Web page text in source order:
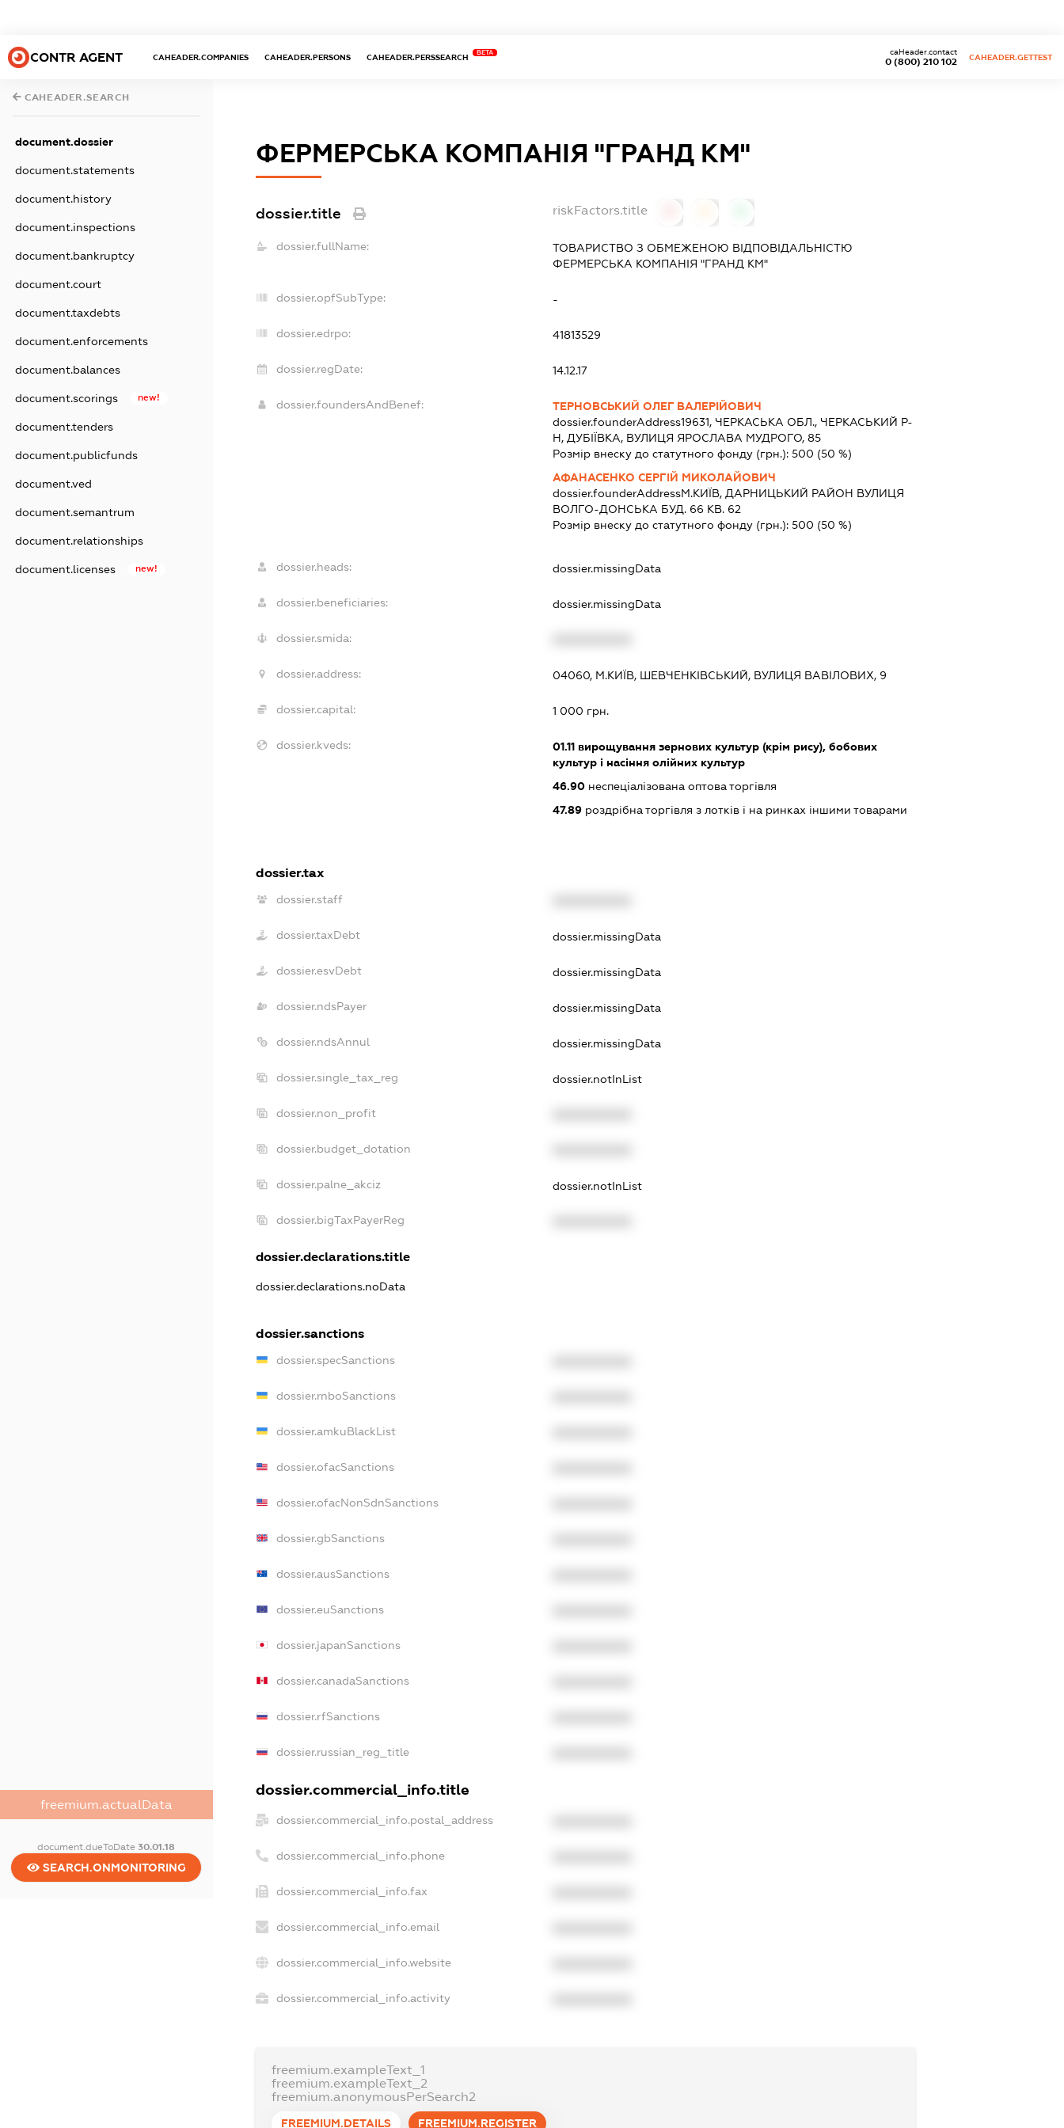
CONTR AGENT CAHEADER.COMPANIES CAHEADER.PERSONS CAHEADER.PERSSEARCH
BETA
0 (800) 210 102
caHeader.contact
CAHEADER.GETTEST
CAHEADER.SEARCH
document.dossier
document.statements
document.history
document.inspections
document.bankruptcy
document.court
document.taxdebts
document.enforcements
document.balances
document.scorings new!
document.tenders
document.publicfunds
document.ved
document.semantrum
document.relationships
document.licenses new!
freemium.actualData
document.dueToDate30.01.18
SEARCH.ONMONITORING
ФЕРМЕРСЬКА КОМПАНІЯ "ГРАНД КМ"
dossier.title riskFactors.title
dossier.fullName:
ТОВАРИСТВО З ОБМЕЖЕНОЮ ВІДПОВІДАЛЬНІСТЮ
ФЕРМЕРСЬКА КОМПАНІЯ "ГРАНД КМ"
dossier.opfSubType: -
dossier.edrpo: 41813529
dossier.regDate: 14.12.17
dossier.foundersAndBenef:
ТЕРНОВСЬКИЙ ОЛЕГ ВАЛЕРІЙОВИЧ
dossier.founderAddress19631, ЧЕРКАСЬКА ОБЛ., ЧЕРКАСЬКИЙ Р-
Н, ДУБІЇВКА, ВУЛИЦЯ ЯРОСЛАВА МУДРОГО, 85
Розмір внеску до статутного фонду (грн.): 500 (50 %)
АФАНАСЕНКО СЕРГІЙ МИКОЛАЙОВИЧ
dossier.founderAddressМ.КИЇВ, ДАРНИЦЬКИЙ РАЙОН ВУЛИЦЯ
ВОЛГО-ДОНСЬКА БУД. 66 КВ. 62
Розмір внеску до статутного фонду (грн.): 500 (50 %)
dossier.heads: dossier.missingData
dossier.beneficiaries: dossier.missingData
dossier.smida:
dossier.address: 04060, М.КИЇВ, ШЕВЧЕНКІВСЬКИЙ, ВУЛИЦЯ ВАВІЛОВИХ, 9
dossier.capital: 1 000 грн.
dossier.kveds: 01.11вирощування зернових культур (крім рису), бобових
культур і насіння олійних культур
46.90неспеціалізована оптова торгівля
47.89роздрібна торгівля з лотків і на ринках іншими товарами
dossier.tax
dossier.staff
dossier.taxDebt dossier.missingData
dossier.esvDebt dossier.missingData
dossier.ndsPayer dossier.missingData
dossier.ndsAnnul dossier.missingData
dossier.single_tax_reg dossier.notInList
dossier.non_profit
dossier.budget_dotation
dossier.palne_akciz dossier.notInList
dossier.bigTaxPayerReg
dossier.declarations.title
dossier.declarations.noData
dossier.sanctions
dossier.specSanctions
dossier.rnboSanctions
dossier.amkuBlackList
dossier.ofacSanctions
dossier.ofacNonSdnSanctions
dossier.gbSanctions
dossier.ausSanctions
dossier.euSanctions
dossier.japanSanctions
dossier.canadaSanctions
dossier.rfSanctions
dossier.russian_reg_title
dossier.commercial_info.title
dossier.commercial_info.postal_address
dossier.commercial_info.phone
dossier.commercial_info.fax
dossier.commercial_info.email
dossier.commercial_info.website
dossier.commercial_info.activity
freemium.exampleText_1
freemium.exampleText_2
freemium.anonymousPerSearch2
FREEMIUM.DETAILS FREEMIUM.REGISTER